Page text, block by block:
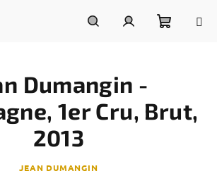
Dumangin -
1er Cru, Brut,
2013
JEAN DUMANGIN